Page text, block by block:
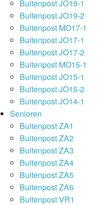
Buitenpost JO19-1
Buitenpost JO19-2
Buitenpost MO17-1
Buitenpost JO17-1
Buitenpost JO17-2
Buitenpost MO15-1
Buitenpost JO15-1
Buitenpost JO15-2
Buitenpost JO14-1
Senioren
Buitenpost ZA1
Buitenpost ZA2
Buitenpost ZA3
Buitenpost ZA4
Buitenpost ZA5
Buitenpost ZA6
Buitenpost VR1